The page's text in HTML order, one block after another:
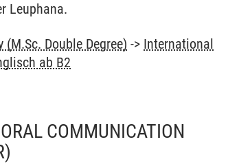
Leuphana.
Double Degree) -> International
ab B2
COMMUNICATION